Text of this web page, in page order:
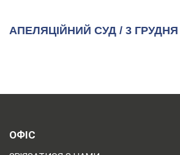
АПЕЛЯЦІЙНИЙ СУД / 3 ГРУДНЯ
ОФІС